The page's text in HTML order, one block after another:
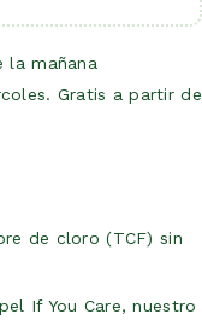
la mañana
Gratis a partir de
de cloro (TCF) sin
If You Care, nuestro